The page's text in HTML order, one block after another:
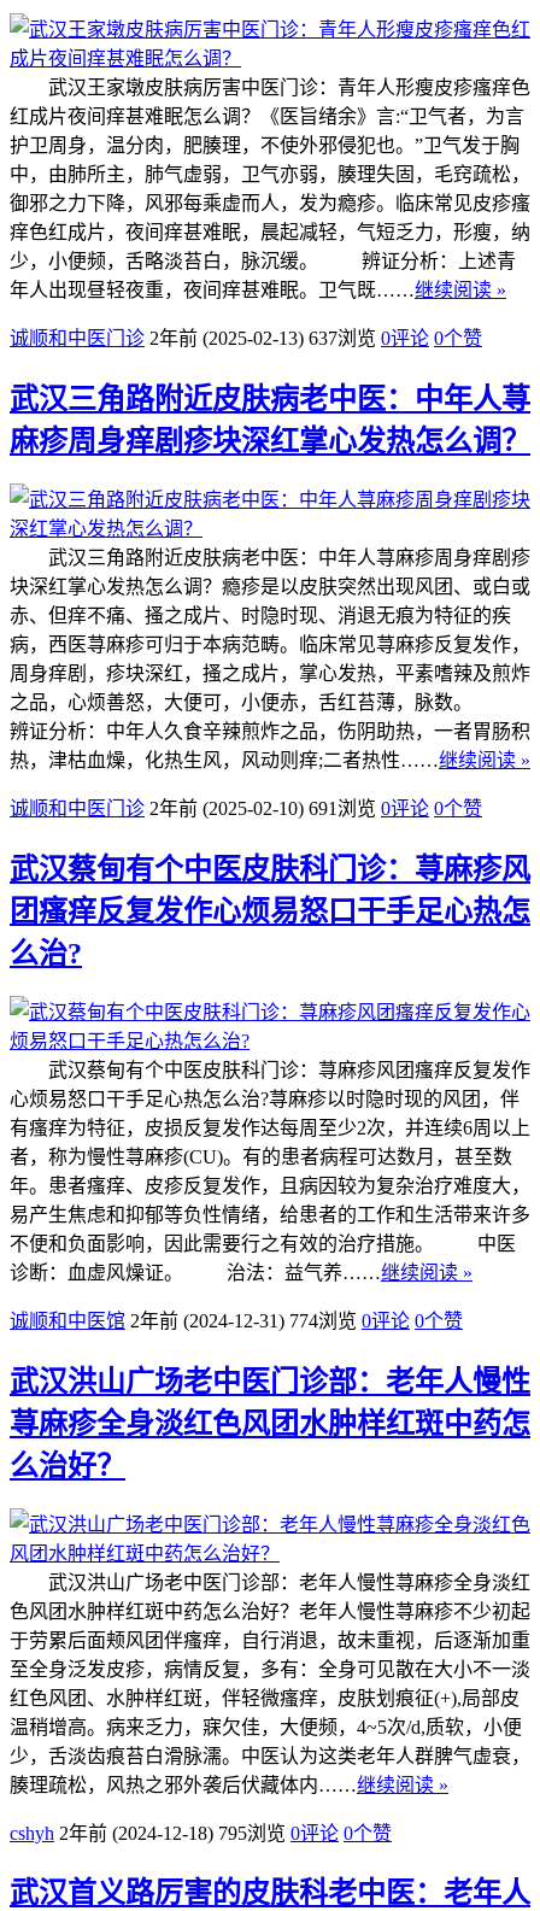
武汉王家墩皮肤病厉害中医门诊：青年人形瘦皮疹瘙痒色
红成片夜间痒甚难眠怎么调？《医旨绪余》言:“卫气者，为言
护卫周身，温分肉，肥腠理，不使外邪侵犯也。”卫气发于胸
中，由肺所主，肺气虚弱，卫气亦弱，腠理失固，毛窍疏松，
御邪之力下降，风邪每乘虚而人，发为瘾疹。临床常见皮疹瘙
痒色红成片，夜间痒甚难眠，晨起减轻，气短乏力，形瘦，纳
少，小便频，舌略淡苔白，脉沉缓。 辨证分析：上述青
年人出现昼轻夜重，夜间痒甚难眠。卫气既……继续阅读 »
诚顺和中医门诊 2年前 (2025-02-13) 637浏览 0评论 0个赞
武汉三角路附近皮肤病老中医：中年人荨
麻疹周身痒剧疹块深红掌心发热怎么调？
武汉三角路附近皮肤病老中医：中年人荨麻疹周身痒剧疹
块深红掌心发热怎么调？瘾疹是以皮肤突然出现风团、或白或
赤、但痒不痛、搔之成片、时隐时现、消退无痕为特征的疾
病，西医荨麻疹可归于本病范畴。临床常见荨麻疹反复发作，
周身痒剧，疹块深红，搔之成片，掌心发热，平素嗜辣及煎炸
之品，心烦善怒，大便可，小便赤，舌红苔薄，脉数。
辨证分析：中年人久食辛辣煎炸之品，伤阴助热，一者胃肠积
热，津枯血燥，化热生风，风动则痒;二者热性……继续阅读 »
诚顺和中医门诊 2年前 (2025-02-10) 691浏览 0评论 0个赞
武汉蔡甸有个中医皮肤科门诊：荨麻疹风
团瘙痒反复发作心烦易怒口干手足心热怎
么治?
武汉蔡甸有个中医皮肤科门诊：荨麻疹风团瘙痒反复发作
心烦易怒口干手足心热怎么治?荨麻疹以时隐时现的风团，伴
有瘙痒为特征，皮损反复发作达每周至少2次，并连续6周以上
者，称为慢性荨麻疹(CU)。有的患者病程可达数月，甚至数
年。患者瘙痒、皮疹反复发作，且病因较为复杂治疗难度大，
易产生焦虑和抑郁等负性情绪，给患者的工作和生活带来许多
不便和负面影响，因此需要行之有效的治疗措施。 中医
诊断：血虚风燥证。 治法：益气养……继续阅读 »
诚顺和中医馆 2年前 (2024-12-31) 774浏览 0评论 0个赞
武汉洪山广场老中医门诊部：老年人慢性
荨麻疹全身淡红色风团水肿样红斑中药怎
么治好？
武汉洪山广场老中医门诊部：老年人慢性荨麻疹全身淡红
色风团水肿样红斑中药怎么治好？老年人慢性荨麻疹不少初起
于劳累后面颊风团伴瘙痒，自行消退，故未重视，后逐渐加重
至全身泛发皮疹，病情反复，多有：全身可见散在大小不一淡
红色风团、水肿样红斑，伴轻微瘙痒，皮肤划痕征(+),局部皮
温稍增高。病来乏力，寐欠佳，大便频，4~5次/d,质软，小便
少，舌淡齿痕苔白滑脉濡。中医认为这类老年人群脾气虚衰，
腠理疏松，风热之邪外袭后伏藏体内……继续阅读 »
cshyh 2年前 (2024-12-18) 795浏览 0评论 0个赞
武汉首义路厉害的皮肤科老中医：老年人